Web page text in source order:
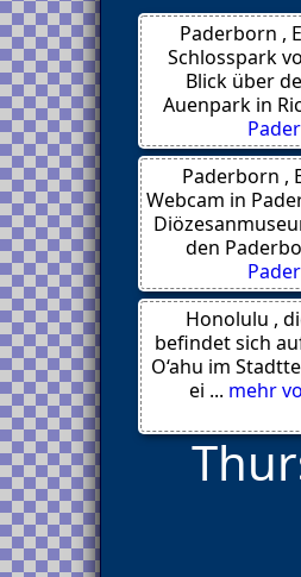
St.Vigil in
St.
Paderborn ,
Schlosspark
Blick über
Auenpark in
Paderborn ,
Webcam in
den
Honolulu ,
befindet sich
O‘ahu im
ei ... mehr